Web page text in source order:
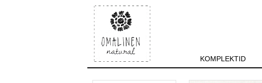
KOMPLEKTID